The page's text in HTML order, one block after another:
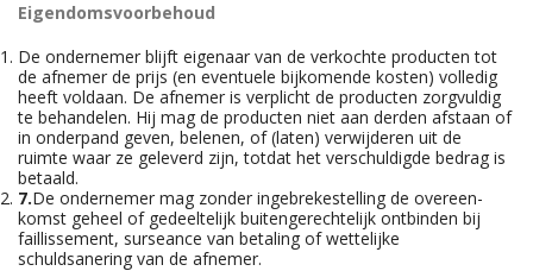
Eigendomsvoorbehoud
De ondernemer blijft eigenaar van de verkochte producten tot
de afnemer de prijs (en eventuele bijkomende kosten) volledig
heeft voldaan. De afnemer is verplicht de producten zorgvuldig
te behandelen. Hij mag de producten niet aan derden afstaan of
in onderpand geven, belenen, of (laten) verwijderen uit de
ruimte waar ze geleverd zijn, totdat het verschuldigde bedrag is
betaald.
7.De ondernemer mag zonder ingebrekestelling de overeen-
komst geheel of gedeeltelijk buitengerechtelijk ontbinden bij
faillissement, surseance van betaling of wettelijke
schuldsanering van de afnemer.